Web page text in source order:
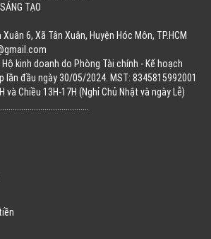
TẠO
6, Xã Tân Xuân, Huyện Hóc Môn, TP.HCM
kinh doanh do Phòng Tài chính - Kế hoạch
lần đầu ngày 30/05/2024. MST: 8345815992001
và Chiều 13H-17H (Nghỉ Chủ Nhật và ngày Lễ)